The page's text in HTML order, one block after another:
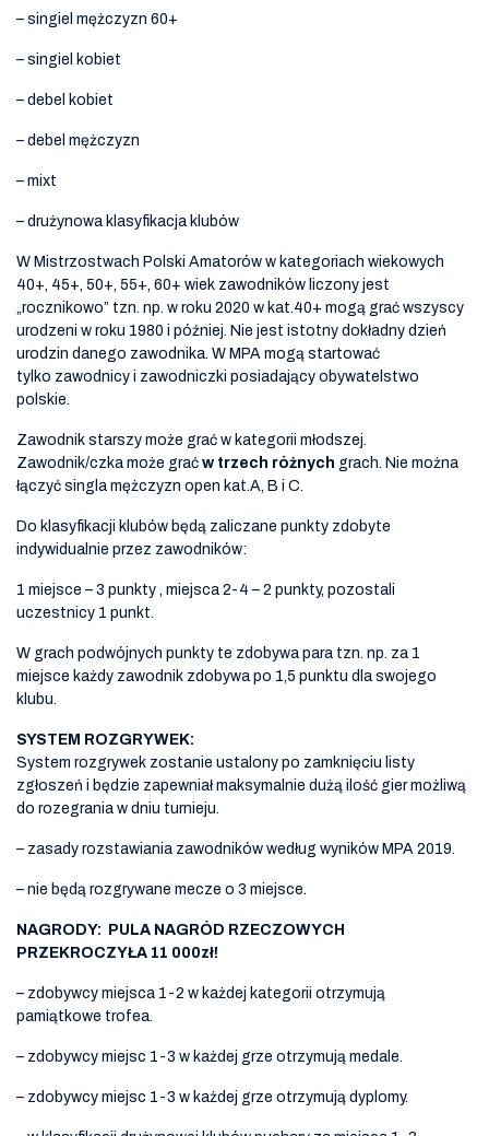
– singiel mężczyzn 60+
– singiel kobiet
– debel kobiet
– debel mężczyzn
– mixt
– drużynowa klasyfikacja klubów
W Mistrzostwach Polski Amatorów w kategoriach wiekowych
40+, 45+, 50+, 55+, 60+ wiek zawodników liczony jest
„rocznikowo” tzn. np. w roku 2020 w kat.40+ mogą grać wszyscy
urodzeni w roku 1980 i później. Nie jest istotny dokładny dzień
urodzin danego zawodnika. W MPA mogą startować
tylko zawodnicy i zawodniczki posiadający obywatelstwo
polskie.
Zawodnik starszy może grać w kategorii młodszej.
Zawodnik/czka może grać w trzech różnych grach. Nie można
łączyć singla mężczyzn open kat.A, B i C.
Do klasyfikacji klubów będą zaliczane punkty zdobyte
indywidualnie przez zawodników:
1 miejsce – 3 punkty , miejsca 2-4 – 2 punkty, pozostali
uczestnicy 1 punkt.
W grach podwójnych punkty te zdobywa para tzn. np. za 1
miejsce każdy zawodnik zdobywa po 1,5 punktu dla swojego
klubu.
SYSTEM ROZGRYWEK:
System rozgrywek zostanie ustalony po zamknięciu listy
zgłoszeń i będzie zapewniał maksymalnie dużą ilość gier możliwą
do rozegrania w dniu turnieju.
– zasady rozstawiania zawodników według wyników MPA 2019.
– nie będą rozgrywane mecze o 3 miejsce.
NAGRODY: PULA NAGRÓD RZECZOWYCH
PRZEKROCZYŁA 11 000zł!
– zdobywcy miejsca 1-2 w każdej kategorii otrzymują
pamiątkowe trofea.
– zdobywcy miejsc 1-3 w każdej grze otrzymują medale.
– zdobywcy miejsc 1-3 w każdej grze otrzymują dyplomy.